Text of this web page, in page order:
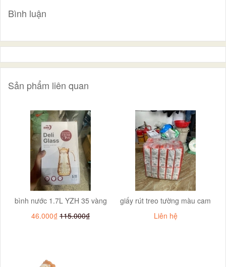
Bình luận
Sản phẩm liên quan
bình nước 1.7L YZH 35 vàng
46.000₫ 115.000₫
giấy rút treo tường màu cam
Liên hệ